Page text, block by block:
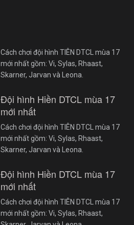
Cách chơi đội hình TIÊN DTCL mùa 17
mới nhất gồm: Vi, Sylas, Rhaast,
Skarner, Jarvan và Leona.
Đội hình Hiền DTCL mùa 17
mới nhất
Cách chơi đội hình TIÊN DTCL mùa 17
mới nhất gồm: Vi, Sylas, Rhaast,
Skarner, Jarvan và Leona.
Đội hình Hiền DTCL mùa 17
mới nhất
Cách chơi đội hình TIÊN DTCL mùa 17
mới nhất gồm: Vi, Sylas, Rhaast,